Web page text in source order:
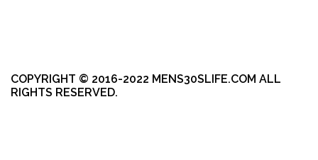
COPYRIGHT © 2016-2022 MENS30SLIFE.COM ALL
RIGHTS RESERVED.